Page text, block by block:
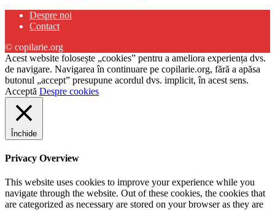
Despre noi
Contact
© copilarie.org
Acest website folosește „cookies” pentru a ameliora experiența dvs.
de navigare. Navigarea în continuare pe copilarie.org, fără a apăsa
butonul „accept” presupune acordul dvs. implicit, în acest sens.
Acceptă Despre cookies
Închide
Privacy Overview
This website uses cookies to improve your experience while you
navigate through the website. Out of these cookies, the cookies that
are categorized as necessary are stored on your browser as they are